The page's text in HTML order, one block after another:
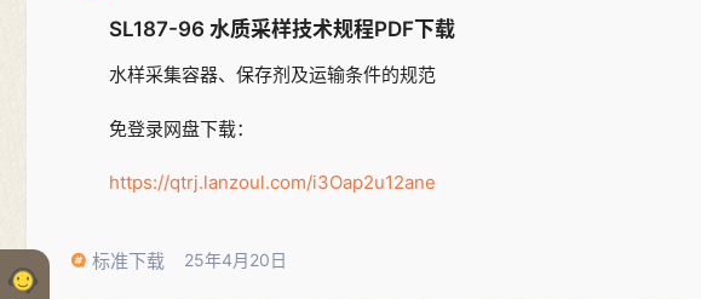
SL187-96 水质采样技术规程PDF下载
水样采集容器、保存剂及运输条件的规范
免登录网盘下载：
https://qtrj.lanzoul.com/i3Oap2u12ane
标准下载 25年4月20日